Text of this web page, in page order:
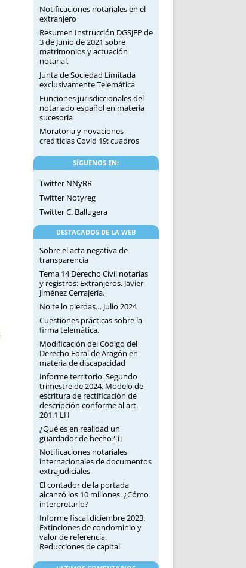
Notificaciones notariales en el
extranjero
Resumen Instrucción DGSJFP de
3 de Junio de 2021 sobre
matrimonios y actuación
notarial.
Junta de Sociedad Limitada
exclusivamente Telemática
Funciones jurisdiccionales del
notariado español en materia
sucesoria
Moratoria y novaciones
crediticias Covid 19: cuadros
SÍGUENOS EN:
Twitter NNyRR
Twitter Notyreg
Twitter C. Ballugera
DESTACADOS DE LA WEB
Sobre el acta negativa de
transparencia
Tema 14 Derecho Civil notarias
y registros: Extranjeros. Javier
Jiménez Cerrajería.
No te lo pierdas… Julio 2024
Cuestiones prácticas sobre la
firma telemática.
Modificación del Código del
Derecho Foral de Aragón en
materia de discapacidad
Informe territorio. Segundo
trimestre de 2024. Modelo de
escritura de rectificación de
descripción conforme al art.
201.1 LH
¿Qué es en realidad un
guardador de hecho?[i]
Notificaciones notariales
internacionales de documentos
extrajudiciales
El contador de la portada
alcanzó los 10 millones. ¿Cómo
interpretarlo?
Informe fiscal diciembre 2023.
Extinciones de condominio y
valor de referencia.
Reducciones de capital